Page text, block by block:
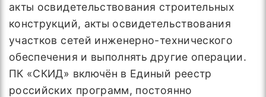
акты освидетельствования строительных
конструкций, акты освидетельствования
участков сетей инженерно-технического
обеспечения и выполнять другие операции.
ПК «СКИД» включён в Единый реестр
российских программ, постоянно